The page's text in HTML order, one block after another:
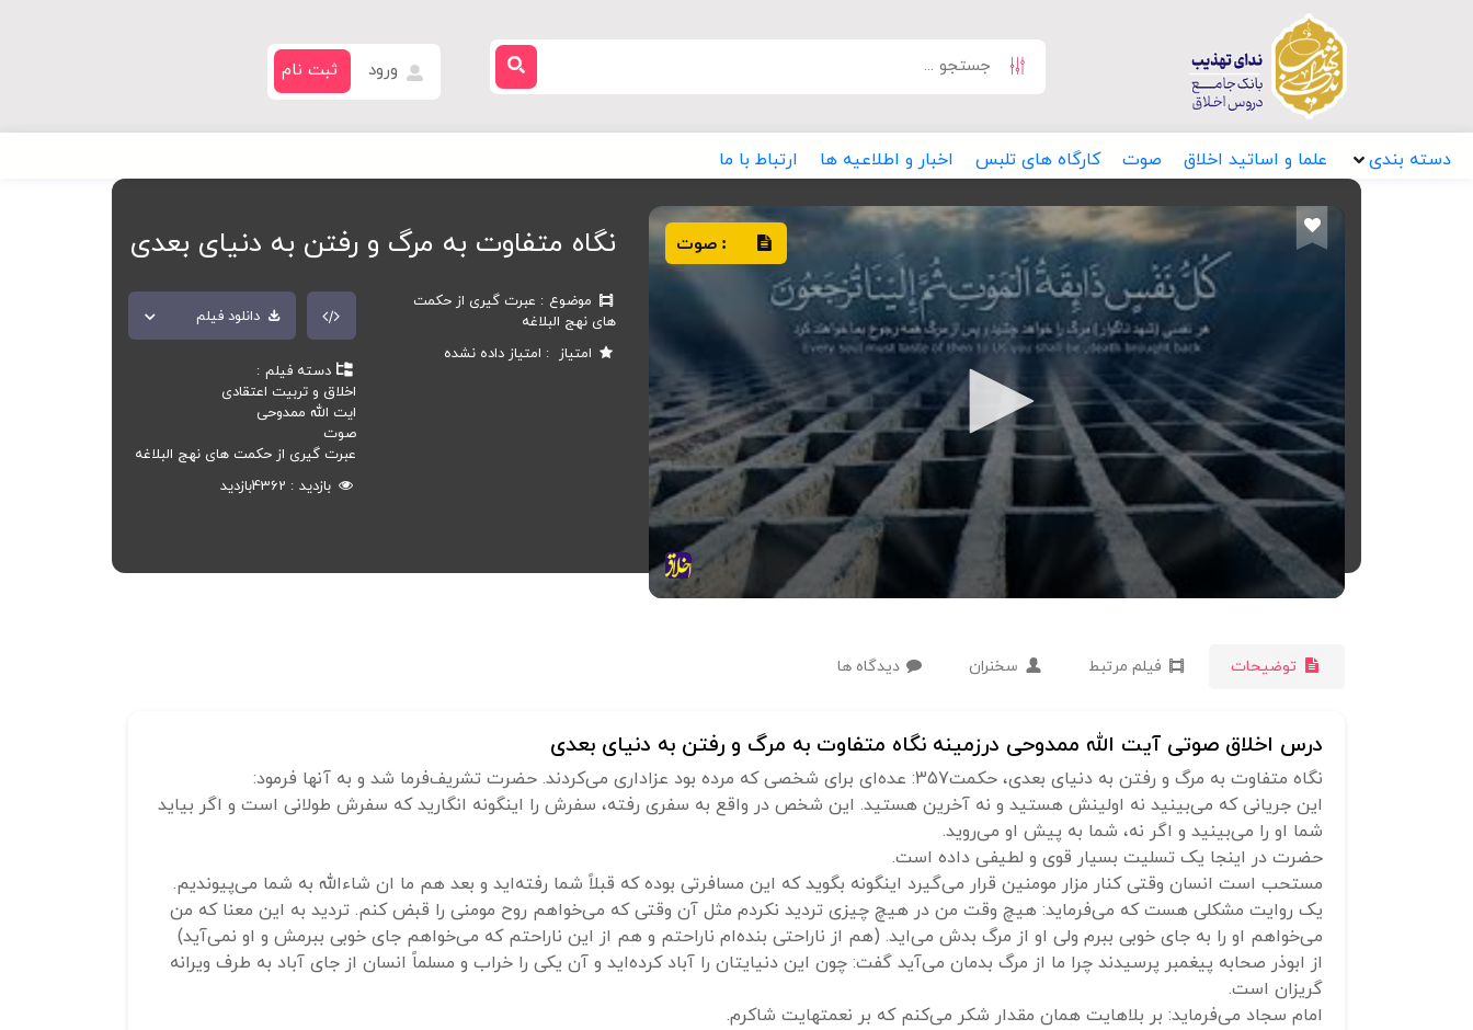
ورود ثبت نام
دسته بندی علما و اساتید اخلاق صوت کارگاه های تلبس اخبار و اطلاعیه ها ارتباط با ما
: صوت نگاه متفاوت به مرگ و رفتن به دنیای بعدی
موضوع
عبرت گیری از حکمت
های نهج البلاغه
امتیاز
امتیاز داده نشده
دانلود فیلم
دسته فیلم
اخلاق و تربیت اعتقادی
ایت الله ممدوحی
صوت
عبرت گیری از حکمت های نهج البلاغه
بازدید
4362بازدید
توضیحات فیلم مرتبط سخنران دیدگاه ها
درس اخلاق صوتی آیت الله ممدوحی درزمینه نگاه متفاوت به مرگ و رفتن به دنیای بعدی
نگاه متفاوت به مرگ و رفتن به دنیای بعدی، حکمت357: عده‌ای برای شخصی که مرده بود عزاداری می‌کردند. حضرت تشریف‌فرما شد و به آنها فرمود:
این جریانی که می‌بینید نه اولینش هستید و نه آخرین هستید. این شخص در واقع به سفری رفته، سفرش را اینگونه انگارید که سفرش طولانی است و اگر بیاید
شما او را می‌بینید و اگر نه، شما به پیش او می‌روید.
حضرت در اینجا یک تسلیت بسیار قوی و لطیفی داده است.
مستحب است انسان وقتی کنار مزار مومنین قرار می‌گیرد اینگونه بگوید که این مسافرتی بوده که قبلاً شما رفته‌اید و بعد هم ما ان شاءالله به شما می‌پیوندیم.
یک روایت مشکلی هست که می‌فرماید: هیچ وقت من در هیچ چیزی تردید نکردم مثل آن وقتی که می‌خواهم روح مومنی را قبض کنم. تردید به این معنا که من
می‌خواهم او را به جای خوبی ببرم ولی او از مرگ بدش می‌اید. (هم از ناراحتی بنده‌ام ناراحتم و هم از این ناراحتم که می‌خواهم جای خوبی ببرمش و او نمی‌آید)
از ابوذر صحابه پیغمبر پرسیدند چرا ما از مرگ بدمان می‌آید گفت: چون این دنیایتان را آباد کرده‌اید و آن یکی را خراب و مسلماً انسان از جای آباد به طرف ویرانه
گریزان است.
امام سجاد می‌فرماید: بر بلاهایت همان مقدار شکر می‌کنم که بر نعمتهایت شاکرم.